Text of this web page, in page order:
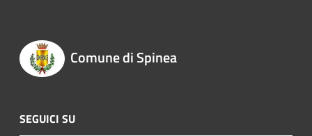
Comune di Spinea
SEGUICI SU